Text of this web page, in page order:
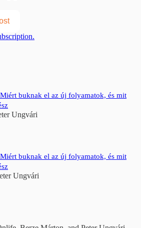
buknak el az új folyamatok, és mit
Ungvári
buknak el az új folyamatok, és mit
Ungvári